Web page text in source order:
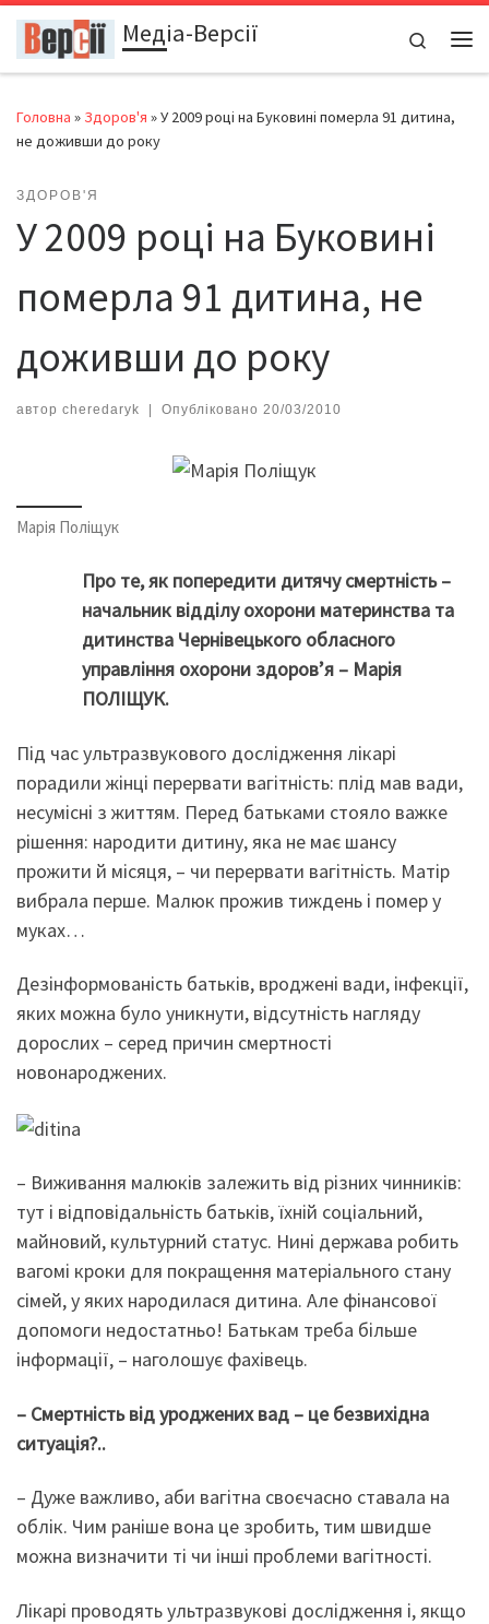
Перейти до вмістуМедіа-Версії
Search
Головна » Здоров'я »У 2009 році на Буковині померла 91 дитина,
не доживши до року
ЗДОРОВ'Я
У 2009 році на Буковині
померла 91 дитина, не
доживши до року
автор cheredaryk | Опубліковано 20/03/2010
Марія Поліщук
Про те, як попередити дитячу смертність –
начальник відділу охорони материнства та
дитинства Чернівецького обласного
управління охорони здоров’я – Марія
ПОЛІЩУК.
Під час ультразвукового дослідження лікарі
порадили жінці перервати вагітність: плід мав вади,
несумісні з життям. Перед батьками стояло важке
рішення: народити дитину, яка не має шансу
прожити й місяця, – чи перервати вагітність. Матір
вибрала перше. Малюк прожив тиждень і помер у
муках…
Дезінформованість батьків, вроджені вади, інфекції,
яких можна було уникнути, відсутність нагляду
дорослих – серед причин смертності
новонароджених.
– Виживання малюків залежить від різних чинників:
тут і відповідальність батьків, їхній соціальний,
майновий, культурний статус. Нині держава робить
вагомі кроки для покращення матеріального стану
сімей, у яких народилася дитина. Але фінансової
допомоги недостатньо! Батькам треба більше
інформації, – наголошує фахівець.
– Смертність від уроджених вад – це безвихідна
ситуація?..
– Дуже важливо, аби вагітна своєчасно ставала на
облік. Чим раніше вона це зробить, тим швидше
можна визначити ті чи інші проблеми вагітності.
Лікарі проводять ультразвукові дослідження і, якщо